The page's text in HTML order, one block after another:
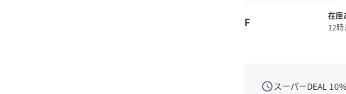
F
在庫
12
scheduleスーパーDEAL 10